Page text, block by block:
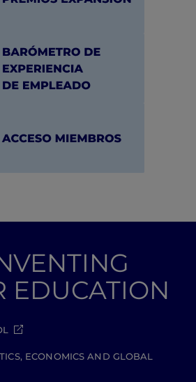
EDUCATION
ECONOMICS AND GLOBAL